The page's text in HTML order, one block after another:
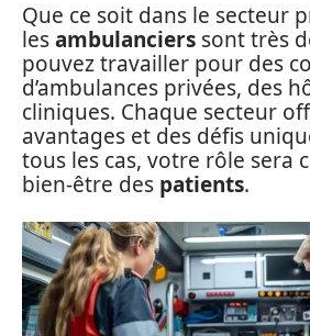
Que ce soit dans le secteur
lesambulanciers sont très
pouvez travailler pour des
d’ambulances privées, des
cliniques. Chaque secteur
avantages et des défis
tous les cas, votre rôle sera
bien-être des patients.